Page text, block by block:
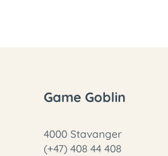
Game Goblin
4000 Stavanger
(+47) 408 44 408